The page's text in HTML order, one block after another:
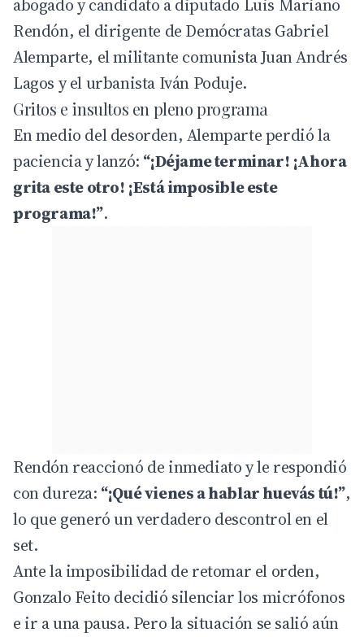
abogado y candidato a diputado Luis Mariano
Rendón, el dirigente de Demócratas Gabriel
Alemparte, el militante comunista Juan Andrés
Lagos y el urbanista Iván Poduje.
Gritos e insultos en pleno programa
En medio del desorden, Alemparte perdió la
paciencia y lanzó: “¡Déjame terminar! ¡Ahora
grita este otro! ¡Está imposible este
programa!”.
Rendón reaccionó de inmediato y le respondió
con dureza: “¡Qué vienes a hablar huevás tú!”,
lo que generó un verdadero descontrol en el
set.
Ante la imposibilidad de retomar el orden,
Gonzalo Feito decidió silenciar los micrófonos
e ir a una pausa. Pero la situación se salió aún